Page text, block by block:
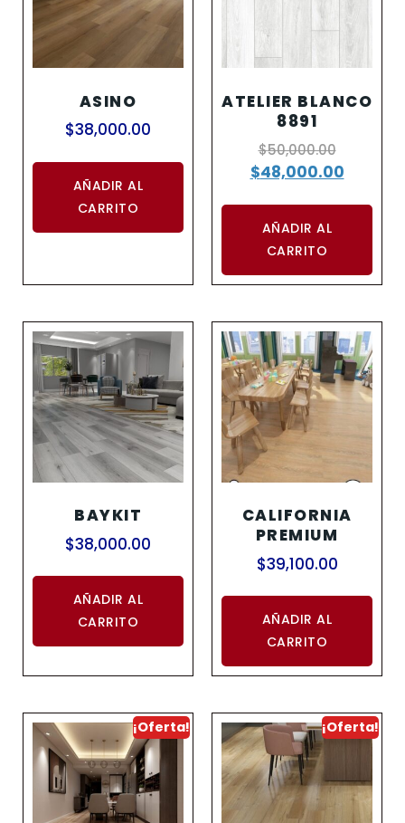
ASINO
$38,000.00
AÑADIR AL
CARRITO
ATELIER BLANCO
8891
$50,000.00
$48,000.00
AÑADIR AL
CARRITO
BAYKIT
$38,000.00
AÑADIR AL
CARRITO
CALIFORNIA
PREMIUM
$39,100.00
AÑADIR AL
CARRITO
¡Oferta! ¡Oferta!